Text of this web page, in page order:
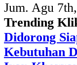
Jum. Agu
Trending
Didorong
Kebutuhan